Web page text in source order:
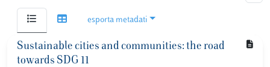
esporta metadati
Sustainable cities and communities: the road
towards SDG 11